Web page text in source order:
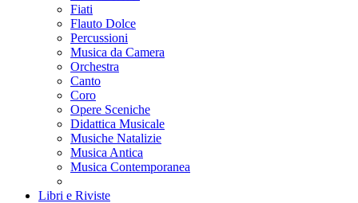
Fiati
Flauto Dolce
Percussioni
Musica da Camera
Orchestra
Canto
Coro
Opere Sceniche
Didattica Musicale
Musiche Natalizie
Musica Antica
Musica Contemporanea
Libri e Riviste